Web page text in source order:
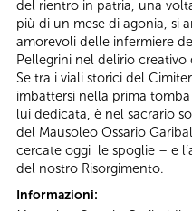
del rientro in patria, una
più di un mese di agonia, si
amorevoli delle infermiere
Pellegrini nel delirio
Se tra i viali storici del
imbattersi nella prima
lui dedicata, è nel sacrario
del Mausoleo Ossario
cercate oggi le spoglie – e
del nostro Risorgimento.
Informazioni: